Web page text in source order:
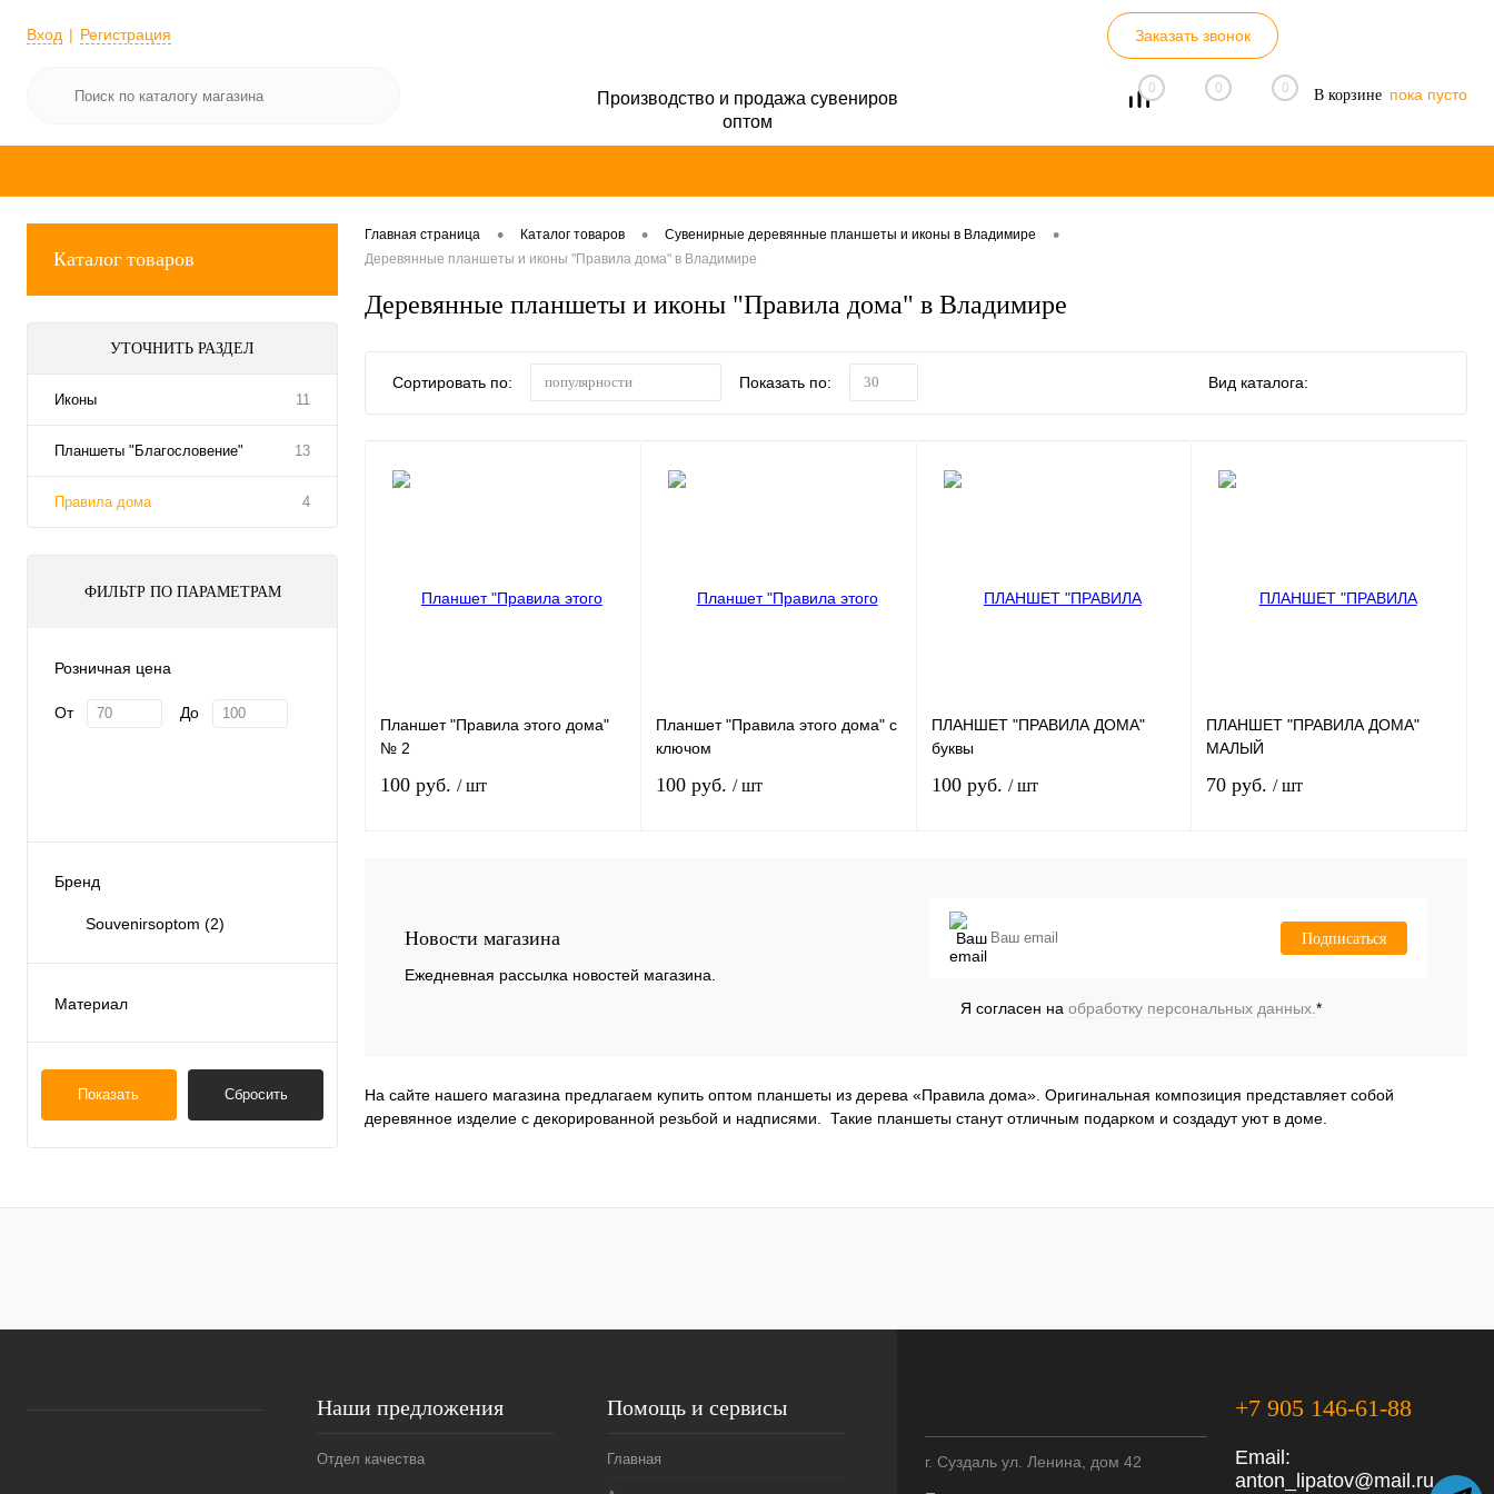
Вход Регистрация Заказать звонок
0 0 0 В корзине пока пусто
Производство и продажа сувениров
оптом
Каталог товаров
УТОЧНИТЬ РАЗДЕЛ
Иконы 11
Планшеты "Благословение" 13
Правила дома 4
ФИЛЬТР ПО ПАРАМЕТРАМ
Розничная цена
От До
Бренд
Souvenirsoptom (2)
Материал
Показать Сбросить
Главная страница • Каталог товаров • Сувенирные деревянные планшеты и иконы в Владимире •
Деревянные планшеты и иконы "Правила дома" в Владимире
Деревянные планшеты и иконы "Правила дома" в Владимире
Сортировать по: популярности Показать по: 30 Вид каталога:
Планшет "Правила этого дома"
№ 2
100 руб. / шт
В избранное
Планшет "Правила этого дома" с
ключом
100 руб. / шт
ПЛАНШЕТ "ПРАВИЛА ДОМА"
буквы
100 руб. / шт
В избранное
ПЛАНШЕТ "ПРАВИЛА ДОМА"
МАЛЫЙ
70 руб./ шт
Недоступно
Новости магазина
Ежедневная рассылка новостей магазина.
Подписаться
Я согласен на обработку персональных данных. *
На сайте нашего магазина предлагаем купить оптом планшеты из дерева «Правила дома». Оригинальная композиция представляет собой
деревянное изделие с декорированной резьбой и надписями. Такие планшеты станут отличным подарком и создадут уют в доме.
Наши предложения
Отдел качества
Помощь и сервисы
Главная г. Суздаль ул. Ленина, дом 42
+7 905 146-61-88
Email:
anton_lipatov@mail.ru